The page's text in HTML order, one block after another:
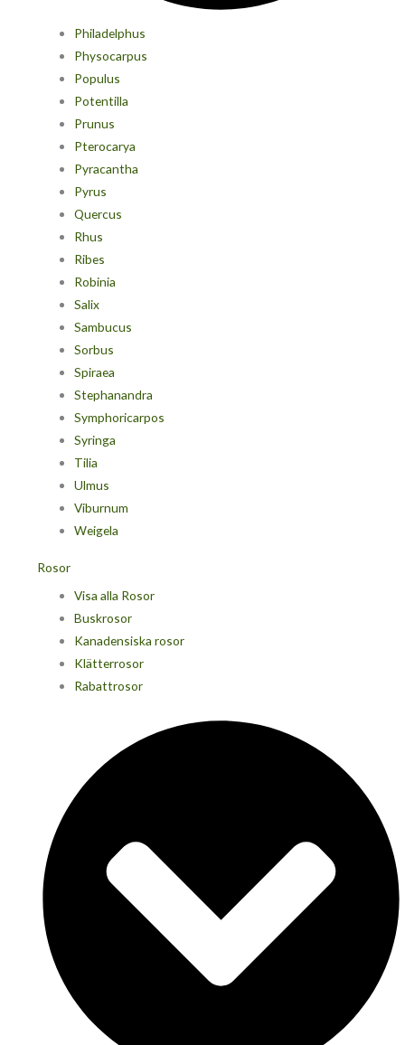
Philadelphus
Physocarpus
Populus
Potentilla
Prunus
Pterocarya
Pyracantha
Pyrus
Quercus
Rhus
Ribes
Robinia
Salix
Sambucus
Sorbus
Spiraea
Stephanandra
Symphoricarpos
Syringa
Tilia
Ulmus
Viburnum
Weigela
Rosor
Visa alla Rosor
Buskrosor
Kanadensiska rosor
Klätterrosor
Rabattrosor